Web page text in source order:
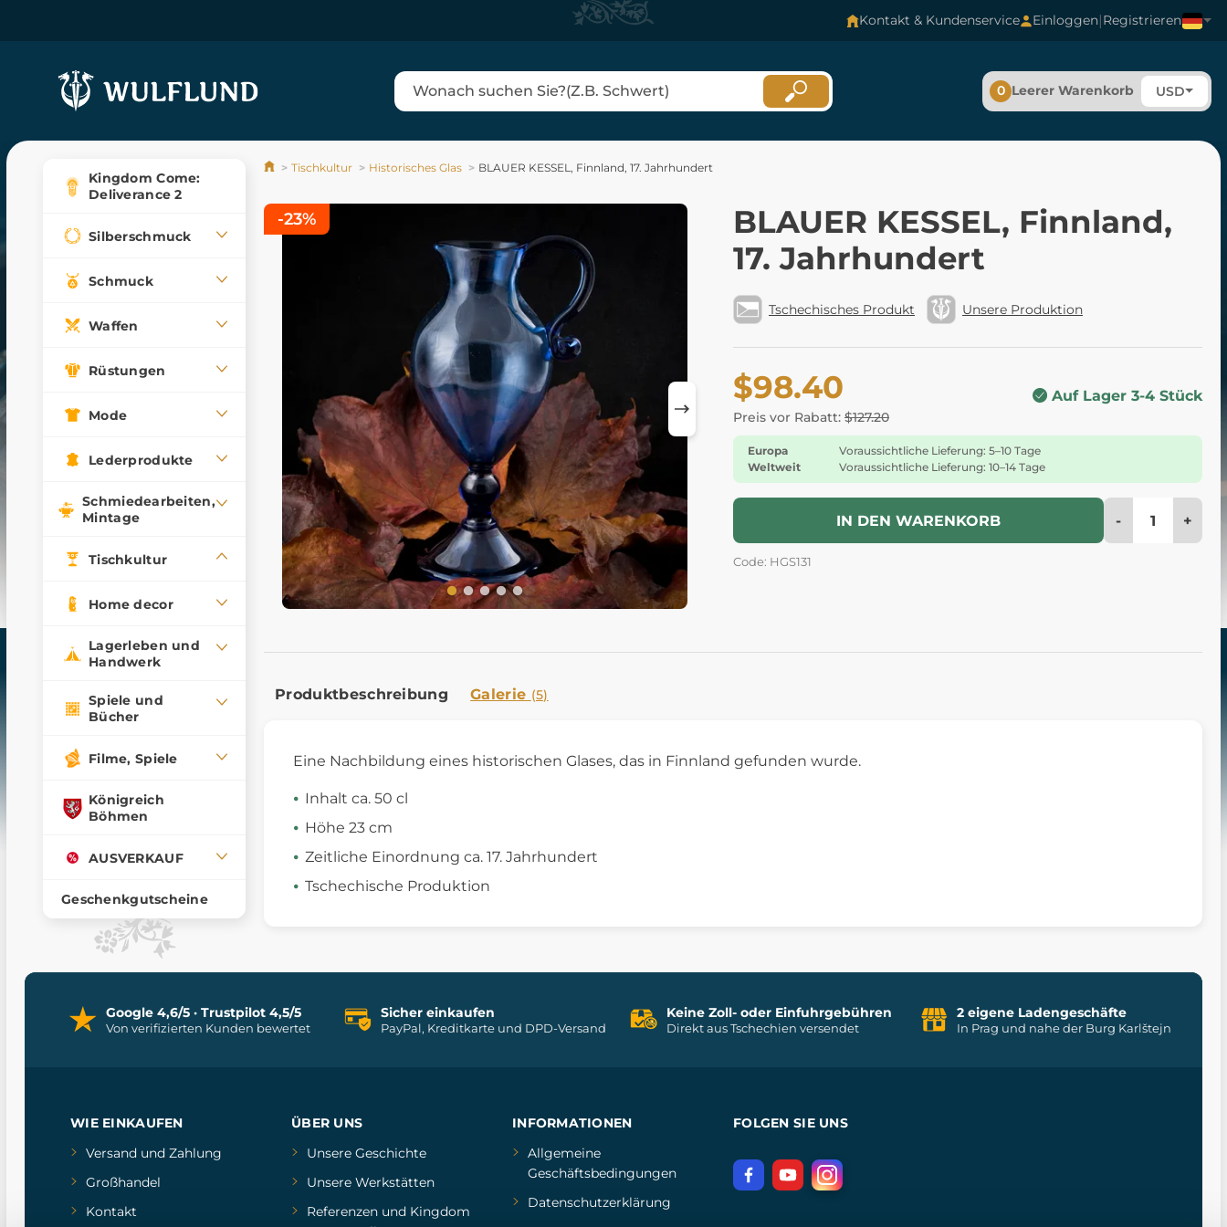
Kontakt & Kundenservice Einloggen|Registrieren
0 Leerer Warenkorb USD
Kingdom Come:
Deliverance 2
Silberschmuck
Schmuck
Waffen
Rüstungen
Mode
Lederprodukte
Schmiedearbeiten,
Mintage
Tischkultur
Home decor
Lagerleben und
Handwerk
Spiele und
Bücher
Filme, Spiele
Königreich
Böhmen
AUSVERKAUF
Geschenkgutscheine
Tischkultur Historisches Glas BLAUER KESSEL, Finnland, 17. Jahrhundert
BLAUER KESSEL, Finnland,
17. Jahrhundert
Tschechisches Produkt Unsere Produktion
$98.40
Preis vor Rabatt: $127.20
Auf Lager 3-4 Stück
Europa
Voraussichtliche Lieferung: 5–10 Tage
Weltweit
Voraussichtliche Lieferung: 10–14 Tage
IN DEN WARENKORB - +
Code: HGS131
-23%
Produktbeschreibung Galerie (5)
Eine Nachbildung eines historischen Glases, das in Finnland gefunden wurde.
Inhalt ca. 50 cl
Höhe 23 cm
Zeitliche Einordnung ca. 17. Jahrhundert
Tschechische Produktion
Google 4,6/5 · Trustpilot 4,5/5
Von verifizierten Kunden bewertet
Sicher einkaufen
PayPal, Kreditkarte und DPD-Versand
Keine Zoll- oder Einfuhrgebühren
Direkt aus Tschechien versendet
2 eigene Ladengeschäfte
In Prag und nahe der Burg Karlštejn
WIE EINKAUFEN
Versand und Zahlung
Großhandel
Kontakt
ÜBER UNS
Unsere Geschichte
Unsere Werkstätten
Referenzenund Kingdom
INFORMATIONEN
Allgemeine
Geschäftsbedingungen
Datenschutzerklärung
FOLGEN SIE UNS